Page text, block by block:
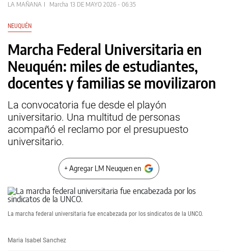
LA MAÑANA Marcha 13 DE MAYO 2026 - 06:35
NEUQUÉN
Marcha Federal Universitaria en
Neuquén: miles de estudiantes,
docentes y familias se movilizaron
La convocatoria fue desde el playón
universitario. Una multitud de personas
acompañó el reclamo por el presupuesto
universitario.
+ Agregar LM Neuquen en
La marcha federal universitaria fue encabezada por los sindicatos de la UNCO.
Maria Isabel Sanchez